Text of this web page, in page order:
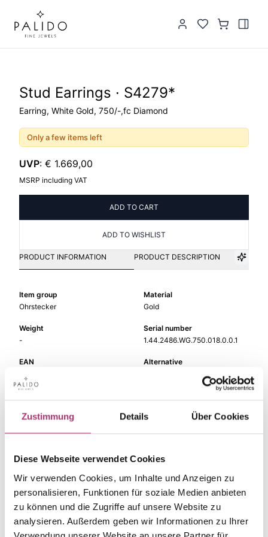
Zustimmung Details Über Cookies
Diese Webseite verwendet Cookies
Wir verwenden Cookies, um Inhalte und Anzeigen zu
personalisieren, Funktionen für soziale Medien anbieten
zu können und die Zugriffe auf unsere Website zu
analysieren. Außerdem geben wir Informationen zu Ihrer
Stud Earrings · S4279*
Earring, White Gold, 750/-,fc Diamond
Only a few items left
UVP: € 1.669,00
MSRP including VAT
ADD TO CART
ADD TO WISHLIST
PRODUCT INFORMATION PRODUCT DESCRIPTION
Item group
Ohrstecker
Material
Gold
Weight
-
Serial number
1.44.2486.WG.750.018.0.0.1
EAN
Alternative
Gem Type
Diamond
Gem
fc diamond